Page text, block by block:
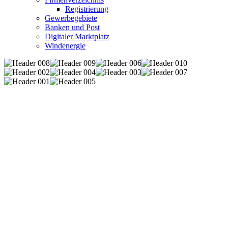
Registrierung
Gewerbegebiete
Banken und Post
Digitaler Marktplatz
Windenergie